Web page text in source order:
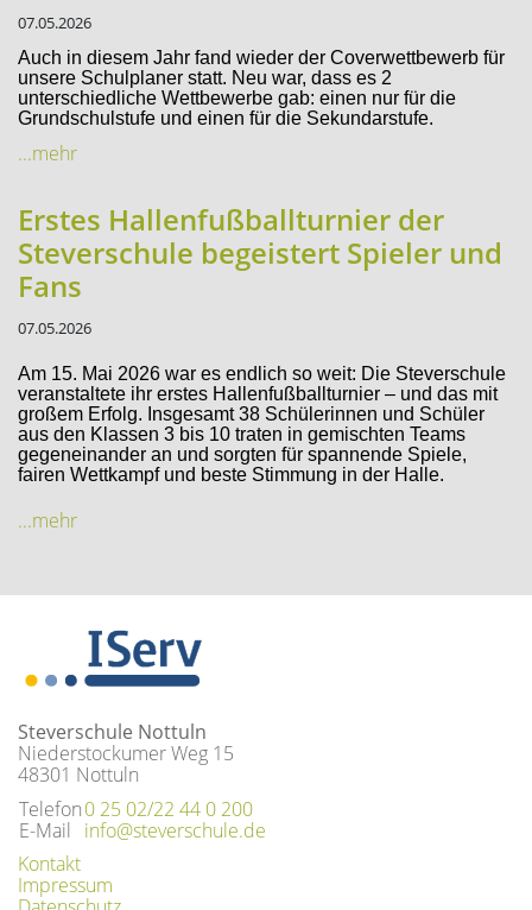
07.05.2026
Auch in diesem Jahr fand wieder der Coverwettbewerb für
unsere Schulplaner statt. Neu war, dass es 2
unterschiedliche Wettbewerbe gab: einen nur für die
Grundschulstufe und einen für die Sekundarstufe.
...mehr
Erstes Hallenfußballturnier der
Steverschule begeistert Spieler und
Fans
07.05.2026
Am 15. Mai 2026 war es endlich so weit: Die Steverschule
veranstaltete ihr erstes Hallenfußballturnier – und das mit
großem Erfolg. Insgesamt 38 Schülerinnen und Schüler
aus den Klassen 3 bis 10 traten in gemischten Teams
gegeneinander an und sorgten für spannende Spiele,
fairen Wettkampf und beste Stimmung in der Halle.
...mehr
Steverschule Nottuln
Niederstockumer Weg 15
48301 Nottuln
Telefon
E-Mail
0 25 02/22 44 0 200
info@steverschule.de
Kontakt
Impressum